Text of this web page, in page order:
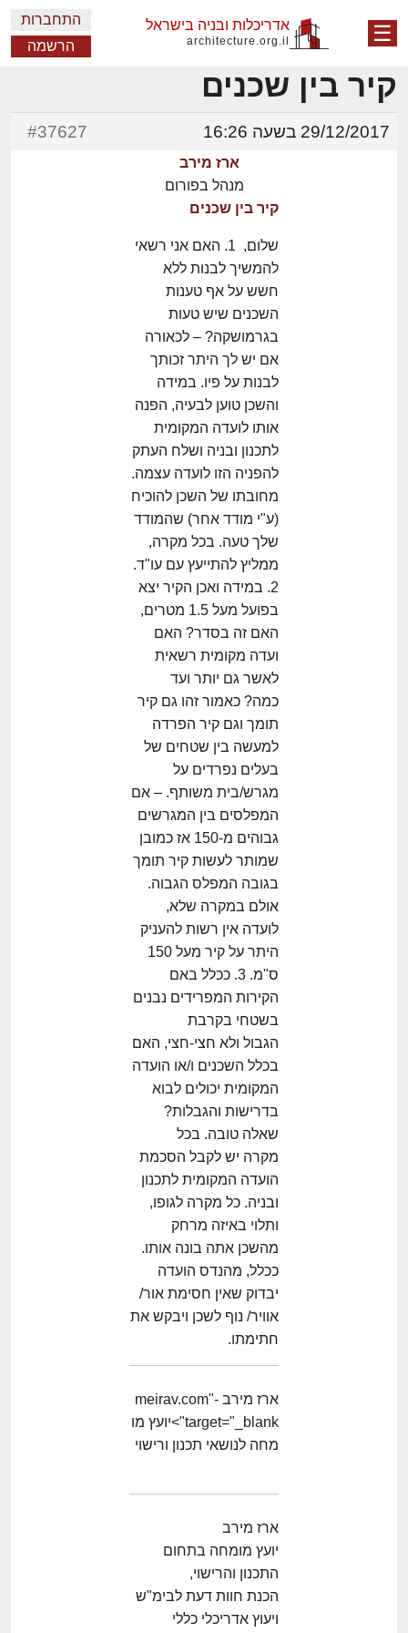
☰ אדריכלות ובניה בישראל
architecture.org.il
התחברות
הרשמה
קיר בין שכנים
29/12/2017 בשעה 16:26 #37627
ארז מירב
מנהל בפורום
קיר בין שכנים
שלום, 1. האם אני רשאי
להמשיך לבנות ללא
חשש על אף טענות
השכנים שיש טעות
בגרמושקה? – לכאורה
אם יש לך היתר זכותך
לבנות על פיו. במידה
והשכן טוען לבעיה, הפנה
אותו לועדה המקומית
לתכנון ובניה ושלח העתק
להפניה הזו לועדה עצמה.
מחובתו של השכן להוכיח
(ע"י מודד אחר) שהמודד
שלך טעה. בכל מקרה,
ממליץ להתייעץ עם עו"ד.
2. במידה ואכן הקיר יצא
בפועל מעל 1.5 מטרים,
האם זה בסדר? האם
ועדה מקומית רשאית
לאשר גם יותר ועד
כמה? כאמור זהו גם קיר
תומך וגם קיר הפרדה
למעשה בין שטחים של
בעלים נפרדים על
מגרש/בית משותף. – אם
המפלסים בין המגרשים
גבוהים מ-150 אז כמובן
שמותר לעשות קיר תומך
בגובה המפלס הגבוה.
אולם במקרה שלא,
לועדה אין רשות להעניק
היתר על קיר מעל 150
ס"מ. 3. ככלל באם
הקירות המפרידים נבנים
בשטחי בקרבת
הגבול ולא חצי-חצי, האם
בכלל השכנים ו/או הועדה
המקומית יכולים לבוא
בדרישות והגבלות?
שאלה טובה. בכל
מקרה יש לקבל הסכמת
הועדה המקומית לתכנון
ובניה. כל מקרה לגופו,
ותלוי באיזה מרחק
מהשכן אתה בונה אותו.
ככלל, מהנדס הועדה
יבדוק שאין חסימת אור/
אוויר/ נוף לשכן ויבקש את
חתימתו.
ארז מירב -meirav.com"
target="_blank">יועץ מו
מחה לנושאי תכנון ורישוי
ארז מירב
יועץ מומחה בתחום
התכנון והרישוי,
הכנת חוות דעת לבימ"ש
ויעוץ אדריכלי כללי